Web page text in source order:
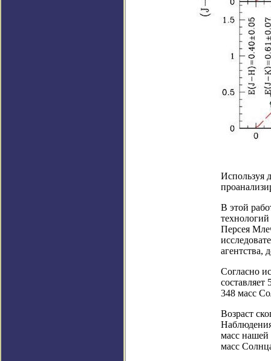
Используя
В этой
Персея
агентства,
Согласно
348 масс
Возраст
масс нашей
масс